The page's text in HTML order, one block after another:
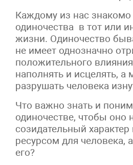
Каждому из нас
одиночества в тот или
жизни. Одиночество
не имеет однозначно
положительного
наполнять и исцелять, а
разрушать человека
Что важно знать и
одиночестве, чтобы оно
созидательный
ресурсом для человека,
его?